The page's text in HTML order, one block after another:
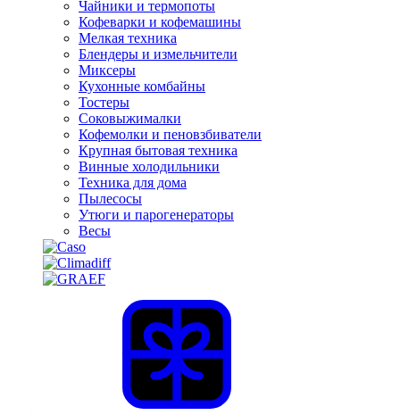
Чайники и термопоты
Кофеварки и кофемашины
Мелкая техника
Блендеры и измельчители
Миксеры
Кухонные комбайны
Тостеры
Соковыжималки
Кофемолки и пеновзбиватели
Крупная бытовая техника
Винные холодильники
Техника для дома
Пылесосы
Утюги и парогенераторы
Весы